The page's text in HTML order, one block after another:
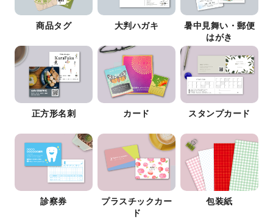
商品タグ 大判ハガキ
暑中見舞い・郵便
はがき
正方形名刺 カード スタンプカード
診察券
プラスチックカー
ド
包装紙